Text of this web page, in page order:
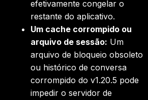
efetivamente congelar o
restante do aplicativo.
Um cache corrompido ou
arquivo de sessão: Um
arquivo de bloqueio obsoleto
ou histórico de conversa
corrompido do v1.20.5 pode
impedir o servidor de